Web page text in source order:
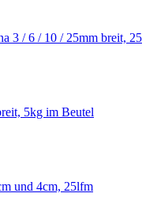
3 / 6 / 10 / 25mm breit,
5kg im Beutel
und 4cm, 25lfm